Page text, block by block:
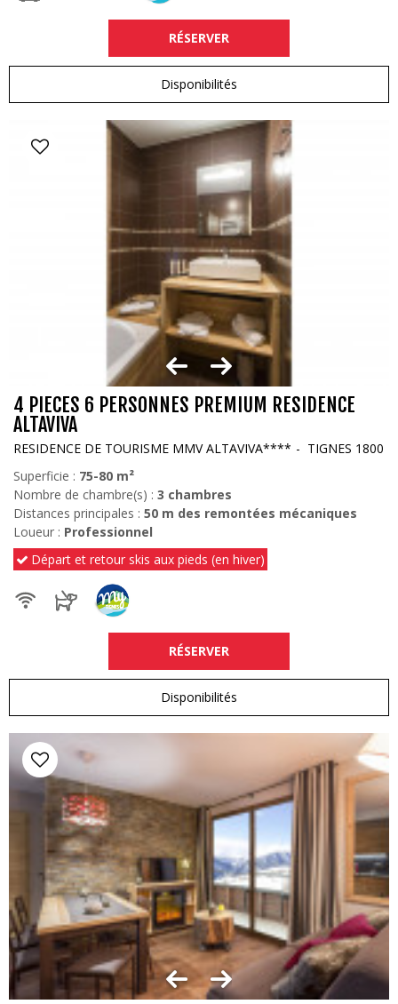
RÉSERVER
Disponibilités
4 PIECES 6 PERSONNES PREMIUM RESIDENCE
ALTAVIVA
RESIDENCE DE TOURISME MMV ALTAVIVA****
TIGNES 1800
Superficie : 75-80 m²
Nombre de chambre(s) : 3 chambres
Distances principales : 50 m des remontées mécaniques
Loueur : Professionnel
Départ et retour skis aux pieds (en hiver)
RÉSERVER
Disponibilités